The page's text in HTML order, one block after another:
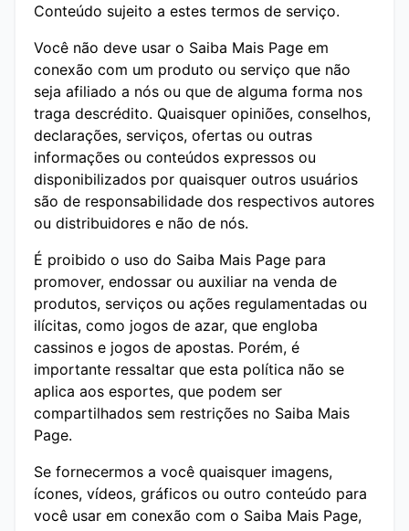
Conteúdo sujeito a estes termos de serviço.
Você não deve usar o Saiba Mais Page em
conexão com um produto ou serviço que não
seja afiliado a nós ou que de alguma forma nos
traga descrédito. Quaisquer opiniões, conselhos,
declarações, serviços, ofertas ou outras
informações ou conteúdos expressos ou
disponibilizados por quaisquer outros usuários
são de responsabilidade dos respectivos autores
ou distribuidores e não de nós.
É proibido o uso do Saiba Mais Page para
promover, endossar ou auxiliar na venda de
produtos, serviços ou ações regulamentadas ou
ilícitas, como jogos de azar, que engloba
cassinos e jogos de apostas. Porém, é
importante ressaltar que esta política não se
aplica aos esportes, que podem ser
compartilhados sem restrições no Saiba Mais
Page.
Se fornecermos a você quaisquer imagens,
ícones, vídeos, gráficos ou outro conteúdo para
você usar em conexão com o Saiba Mais Page,